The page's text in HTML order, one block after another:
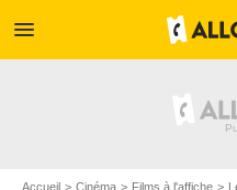
menu
Accueil Cinéma Films à l'affiche